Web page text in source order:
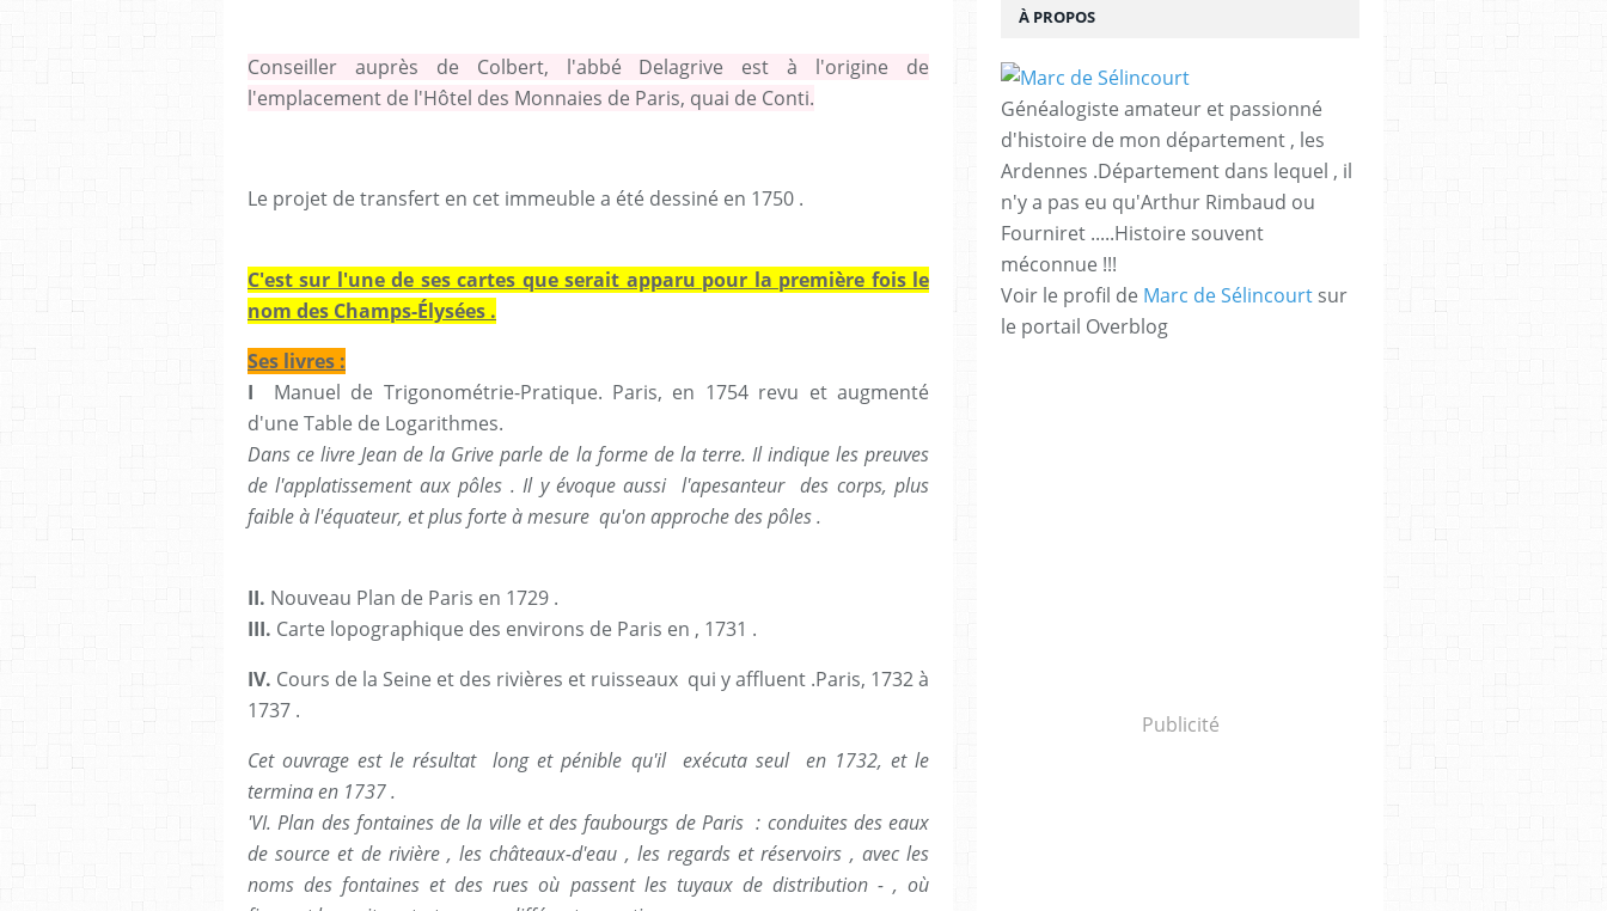
Conseiller auprès de Colbert, l'abbé Delagrive est à l'origine de
l'emplacement de l'Hôtel des Monnaies de Paris, quai de Conti.
Le projet de transfert en cet immeuble a été dessiné en 1750 .
C'est sur l'une de ses cartes que serait apparu pour la première fois le
nom des Champs-Élysées .
Ses livres :
I Manuel de Trigonométrie-Pratique. Paris, en 1754 revu et augmenté
d'une Table de Logarithmes.
Dans ce livre Jean de la Grive parle de la forme de la terre. Il indique les preuves
de l'applatissement aux pôles . Il y évoque aussi l'apesanteur des corps, plus
faible à l'équateur, et plus forte à mesure qu'on approche des pôles .
II. Nouveau Plan de Paris en 1729 .
III. Carte lopographique des environs de Paris en , 1731 .
IV. Cours de la Seine et des rivières et ruisseaux qui y affluent .Paris, 1732 à
1737 .
Cet ouvrage est le résultat long et pénible qu'il exécuta seul en 1732, et le
termina en 1737 .
'VI. Plan des fontaines de la ville et des faubourgs de Paris : conduites des eaux
de source et de rivière , les châteaux-d'eau , les regards et réservoirs , avec les
noms des fontaines et des rues où passent les tuyaux de distribution - , où
À PROPOS
Généalogiste amateur et passionné
d'histoire de mon département , les
Ardennes .Département dans lequel , il
n'y a pas eu qu'Arthur Rimbaud ou
Fourniret .....Histoire souvent
méconnue !!!
Voir le profil de Marc de Sélincourt sur
le portail Overblog
Publicité